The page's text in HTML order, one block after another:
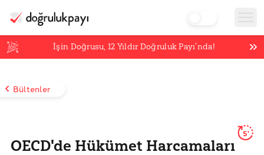
İşin Doğrusu,12 Yıldır Doğruluk Payı’nda!
Bültenler
OECD'de Hükümet Harcamaları
5'